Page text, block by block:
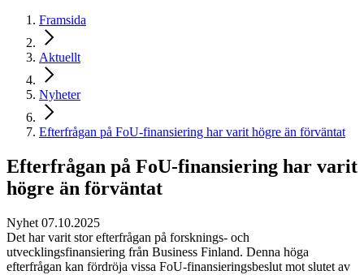
Framsida
Aktuellt
Nyheter
Efterfrågan på FoU-finansiering har varit högre än förväntat
Efterfrågan på FoU-finansiering har varit
högre än förväntat
Nyhet 07.10.2025
Det har varit stor efterfrågan på forsknings- och
utvecklingsfinansiering från Business Finland. Denna höga
efterfrågan kan fördröja vissa FoU-finansieringsbeslut mot slutet av